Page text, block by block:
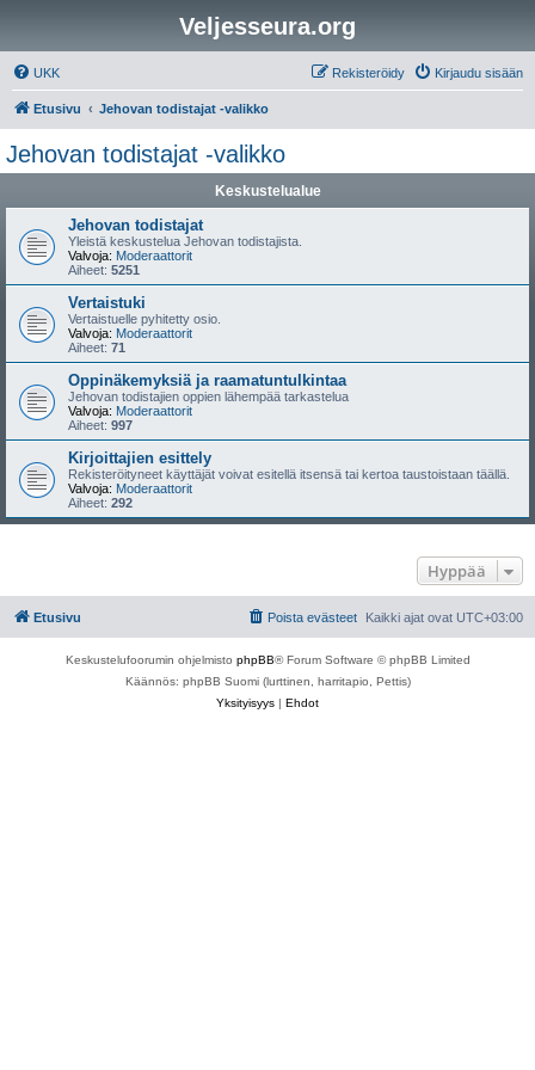
Veljesseura.org
UKK Kirjaudu sisään
Rekisteröidy
Etusivu Jehovan todistajat -valikko
Jehovan todistajat -valikko
Keskustelualue
Jehovan todistajat
Yleistä keskustelua Jehovan todistajista.
Valvoja: Moderaattorit
Aiheet: 5251
Vertaistuki
Vertaistuelle pyhitetty osio.
Valvoja: Moderaattorit
Aiheet: 71
Oppinäkemyksiä ja raamatuntulkintaa
Jehovan todistajien oppien lähempää tarkastelua
Valvoja: Moderaattorit
Aiheet: 997
Kirjoittajien esittely
Rekisteröityneet käyttäjät voivat esitellä itsensä tai kertoa taustoistaan täällä.
Valvoja: Moderaattorit
Aiheet: 292
Hyppää
Etusivu Kaikki ajat ovat UTC+03:00
Poista evästeet
Keskustelufoorumin ohjelmisto phpBB® Forum Software © phpBB Limited
Käännös: phpBB Suomi (lurttinen, harritapio, Pettis)
Yksityisyys | Ehdot